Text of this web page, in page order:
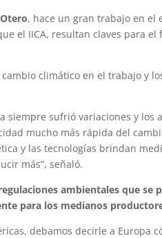
, hace un gran trabajo en el
el IICA, resultan claves para
climático en el trabajo y
siempre sufrió variaciones y
mucho más rápida del
y las tecnologías brindan
más”, señaló.
ambientales que
para los medianos
debamos decirle a Europa